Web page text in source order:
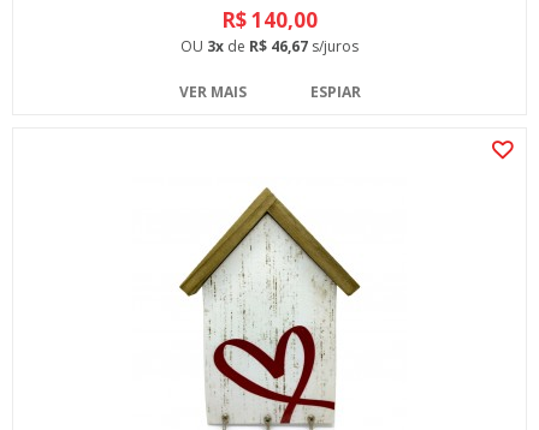
R$ 140,00
OU 3x de R$ 46,67 s/juros
VER MAIS ESPIAR